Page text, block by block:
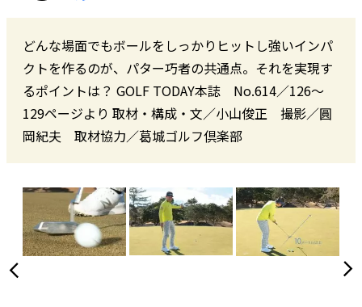
どんな場面でもボールをしっかりヒットし強いインパ
クトを作るのが、パター巧者の共通点。それを実現す
るポイントは？ GOLF TODAY本誌 No.614／126〜
129ページより 取材・構成・文／小山俊正 撮影／圓
岡紀夫 取材協力／葛城ゴルフ倶楽部